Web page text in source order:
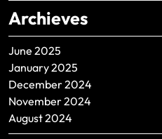
Archieves
June 2025
January 2025
December 2024
November 2024
August 2024